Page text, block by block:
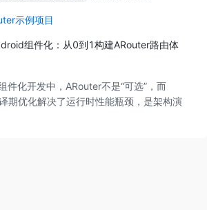
示例项目
组件化：从0到1构建ARouter路由体
件化开发中，ARouter不是“可选”，而
期优化解决了运行时性能瓶颈，是架构演